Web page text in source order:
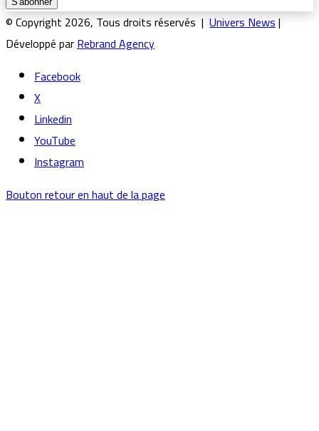
© Copyright 2026, Tous droits réservés |Univers News|
Développé parRebrand Agency
Facebook
X
Linkedin
YouTube
Instagram
Bouton retour en haut de la page